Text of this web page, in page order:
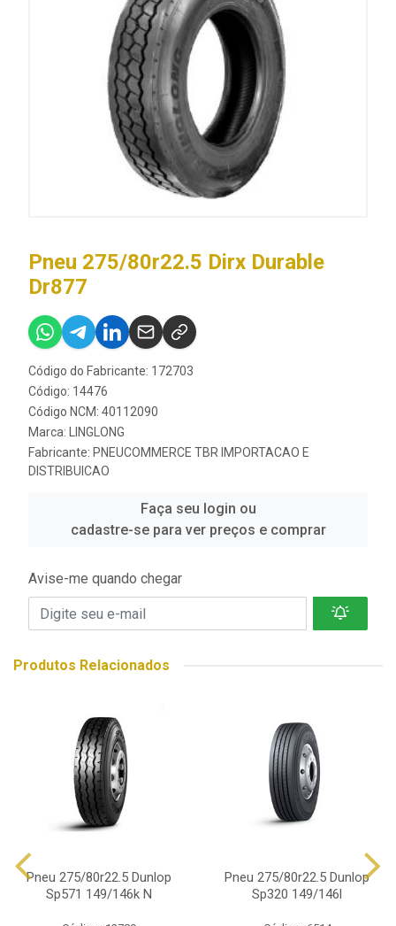
Pneu 275/80r22.5 Dirx Durable
Dr877
Código do Fabricante: 172703
Código: 14476
Código NCM: 40112090
Marca: LINGLONG
Fabricante: PNEUCOMMERCE TBR IMPORTACAO E
DISTRIBUICAO
Faça seu login ou
cadastre-se para ver preços e comprar
Avise-me quando chegar
Produtos Relacionados
Pneu 275/80r22.5 Dunlop
Sp571 149/146k N
Pneu 275/80r22.5 Dunlop
Sp320 149/146l